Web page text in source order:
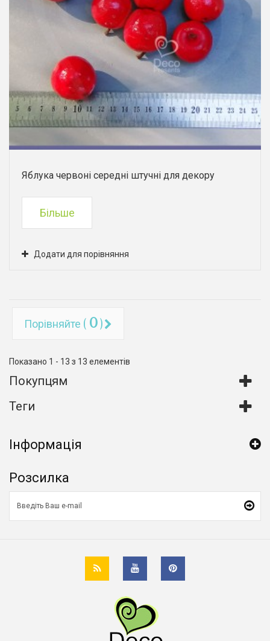
Яблука червоні середні штучні для декору
Більше
Додати для порівняння
Порівняйте ( 0)
Показано 1 - 13 з 13 елементів
Покупцям
Теги
Інформація
Розсилка